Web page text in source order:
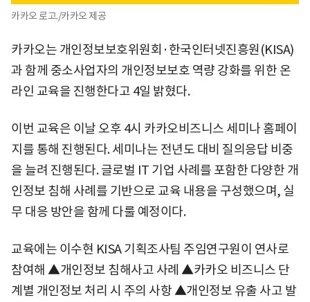
카카오 로고./카카오 제공
카카오는 개인정보보호위원회·한국인터넷진흥원(KISA)
과 함께 중소사업자의 개인정보보호 역량 강화를 위한 온
라인 교육을 진행한다고 4일 밝혔다.
이번 교육은 이날 오후 4시 카카오비즈니스 세미나 홈페이
지를 통해 진행된다. 세미나는 전년도 대비 질의응답 비중
을 늘려 진행된다. 글로벌 IT 기업 사례를 포함한 다양한 개
인정보 침해 사례를 기반으로 교육 내용을 구성했으며, 실
무 대응 방안을 함께 다룰 예정이다.
교육에는 이수현 KISA 기획조사팀 주임연구원이 연사로
참여해 ▲개인정보 침해사고 사례 ▲카카오 비즈니스 단
계별 개인정보 처리 시 주의 사항 ▲개인정보 유출 사고 발